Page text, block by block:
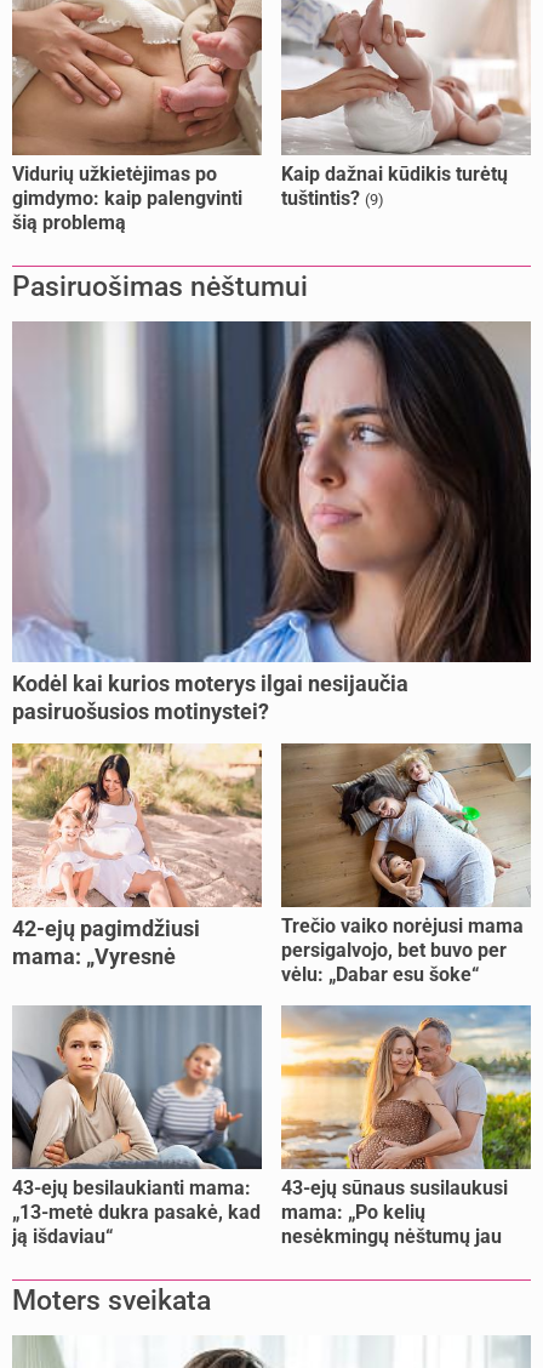
Vidurių užkietėjimas po
gimdymo: kaip palengvinti
šią problemą
Kaip dažnai kūdikis turėtų
tuštintis? (9)
Pasiruošimas nėštumui
Kodėl kai kurios moterys ilgai nesijaučia
pasiruošusios motinystei?
42-ejų pagimdžiusi
mama: „Vyresnė
lengviau“
Trečio vaiko norėjusi mama
persigalvojo, bet buvo per
vėlu: „Dabar esu šoke“
43-ejų besilaukianti mama:
„13-metė dukra pasakė, kad
ją išdaviau“
43-ejų sūnaus susilaukusi
mama: „Po kelių
nesėkmingų nėštumų jau
Moters sveikata